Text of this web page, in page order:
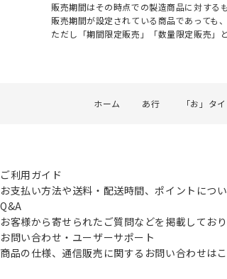
販売期間はその時点での製造商品に対する
販売期間が設定されている商品であっても
ただし「期間限定販売」「数量限定販売」
ホーム あ行 「お」タ
ご利用ガイド
お支払い方法や送料・配送時間、ポイントにつ
Q&A
お客様から寄せられたご質問などを掲載しており
お問い合わせ・ユーザーサポート
商品の仕様、通信販売に関するお問い合わせはこ